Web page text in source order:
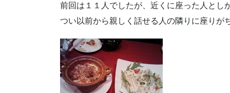
前回は１１人でしたが、近くに座った人とし
つい以前から親しく話せる人の隣りに座りが